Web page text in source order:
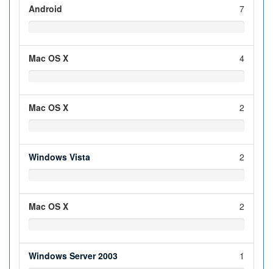
Android 7
Mac OS X 4
Mac OS X 2
Windows Vista 2
Mac OS X 2
Windows Server 2003 1